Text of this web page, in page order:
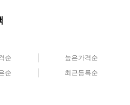
순 높은가격순
순 최근등록순